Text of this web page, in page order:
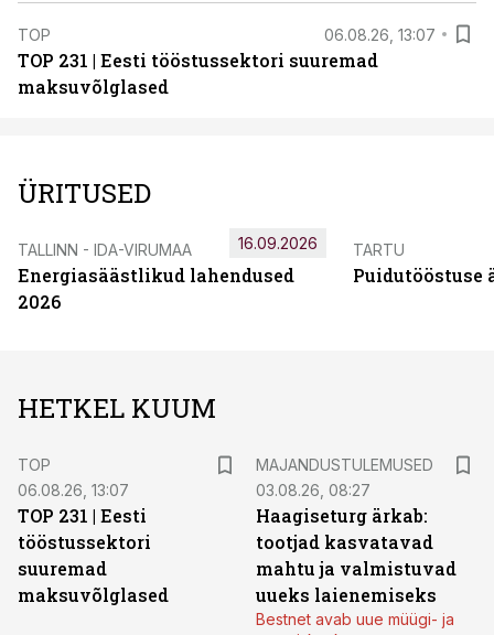
TOP 06.08.26, 13:07
TOP 231 | Eesti tööstussektori suuremad
maksuvõlglased
ÜRITUSED
TALLINN - IDA-VIRUMAA
Energiasäästlikud lahendused
2026
16.09.2026 TARTU
Puidutööstuse
HETKEL KUUM
TOP
06.08.26, 13:07
TOP 231 | Eesti
tööstussektori
suuremad
maksuvõlglased
MAJANDUSTULEMUSED
03.08.26, 08:27
Haagiseturg ärkab:
tootjad kasvatavad
mahtu ja valmistuvad
uueks laienemiseks
Bestnet avab uue müügi- ja